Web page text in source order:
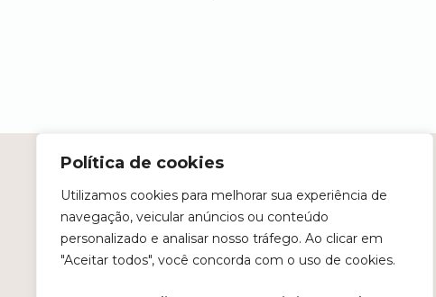
Política de cookies
Utilizamos cookies para melhorar sua experiência de
navegação, veicular anúncios ou conteúdo
personalizado e analisar nosso tráfego. Ao clicar em
"Aceitar todos", você concorda com o uso de cookies.
CNPJ: 55.487.135/0001-15
Endereço físico: Av. das Nações Unidas, 14261